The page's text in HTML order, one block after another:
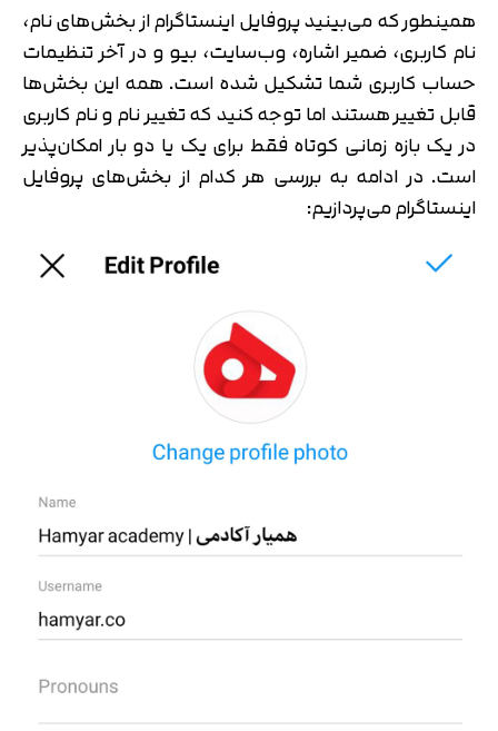
همینطور که می‌بینید پروفایل اینستاگرام از بخش‌های نام،
نام کاربری، ضمیر اشاره، وب‌سایت، بیو و در آخر تنظیمات
حساب کاربری شما تشکیل شده است. همه این بخش‌ها
قابل تغییر هستند اما توجه کنید که تغییر نام و نام کاربری
در یک بازه زمانی کوتاه فقط برای یک یا دو بار امکان‌پذیر
است. در ادامه به بررسی هر کدام از بخش‌های پروفایل
اینستاگرام می‌پردازیم: